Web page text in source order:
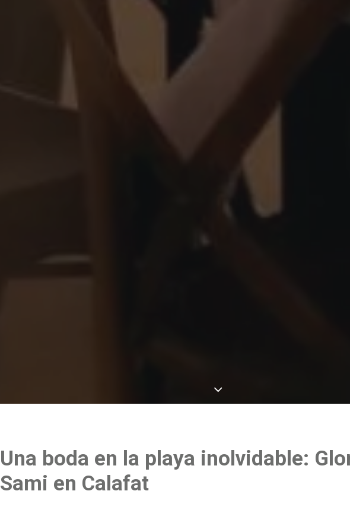
Una boda en la playa inolvidable:
Sami en Calafat